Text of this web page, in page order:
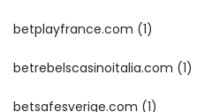
betplayfrance.com (1)
betrebelscasinoitalia.com (1)
betsafesverige.com (1)